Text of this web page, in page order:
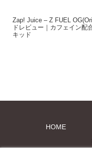
Zap! Juice – Z FUEL
ドレビュー｜カフェイン配
キッド
HOME